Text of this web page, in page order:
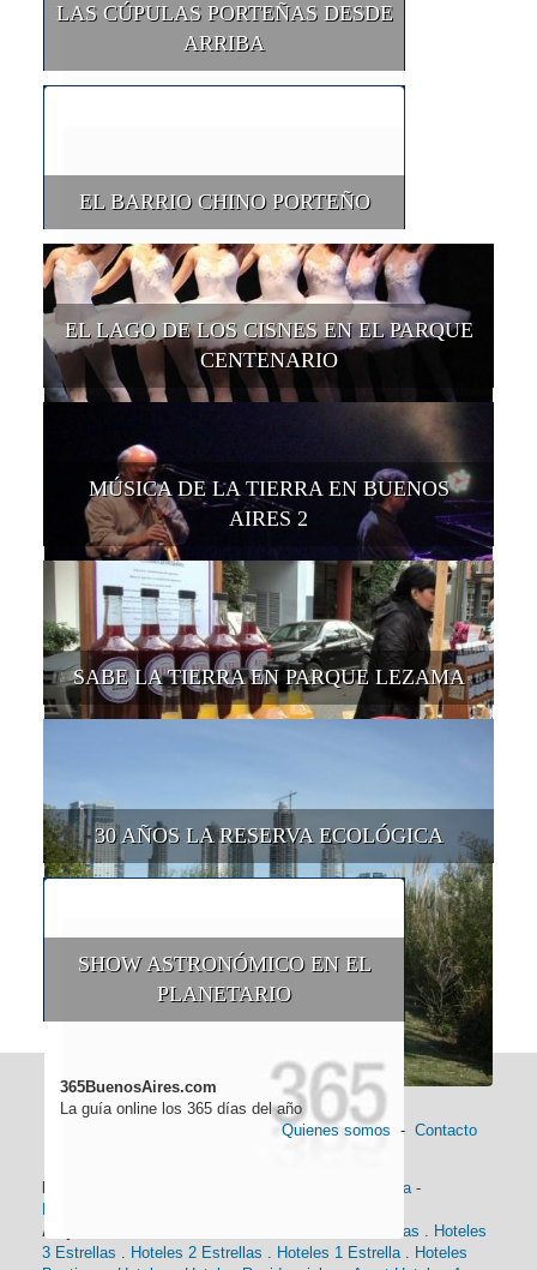
LAS CÚPULAS PORTEÑAS DESDE
ARRIBA
EL BARRIO CHINO PORTEÑO
EL LAGO DE LOS CISNES EN EL PARQUE
CENTENARIO
MÚSICA DE LA TIERRA EN BUENOS
AIRES 2
SABE LA TIERRA EN PARQUE LEZAMA
30 AÑOS LA RESERVA ECOLÓGICA
SHOW ASTRONÓMICO EN EL
PLANETARIO
365BuenosAires.com
La guía online los 365 días del año
Quienes somos - Contacto
Historia-
Alojamiento:
Hoteles 4 Estrellas . Hoteles
3 Estrellas . Hoteles 2 Estrellas . Hoteles 1 Estrella. Hoteles